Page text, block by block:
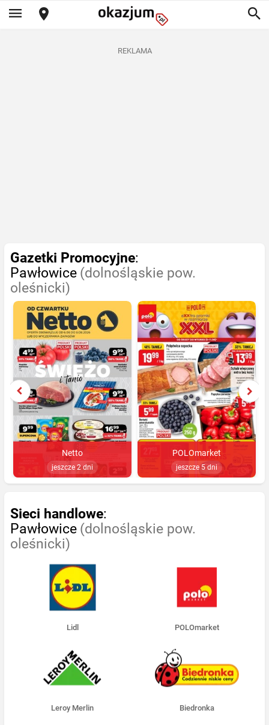
REKLAMA
Gazetki Promocyjne:
Pawłowice (dolnośląskie pow.
oleśnicki)
Netto
jeszcze 2 dni
POLOmarket
jeszcze 5 dni
Sieci handlowe:
Pawłowice (dolnośląskie pow.
oleśnicki)
Lidl POLOmarket
Leroy Merlin Biedronka